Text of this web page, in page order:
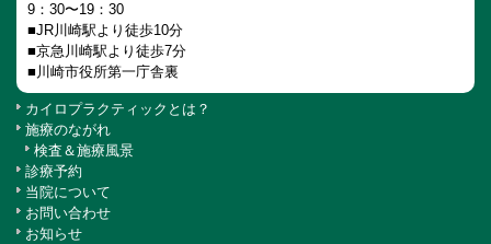
9：30〜19：30
■JR川崎駅より徒歩10分
■京急川崎駅より徒歩7分
■川崎市役所第一庁舎裏
カイロプラクティックとは？
施療のながれ
検査＆施療風景
診療予約
当院について
お問い合わせ
お知らせ